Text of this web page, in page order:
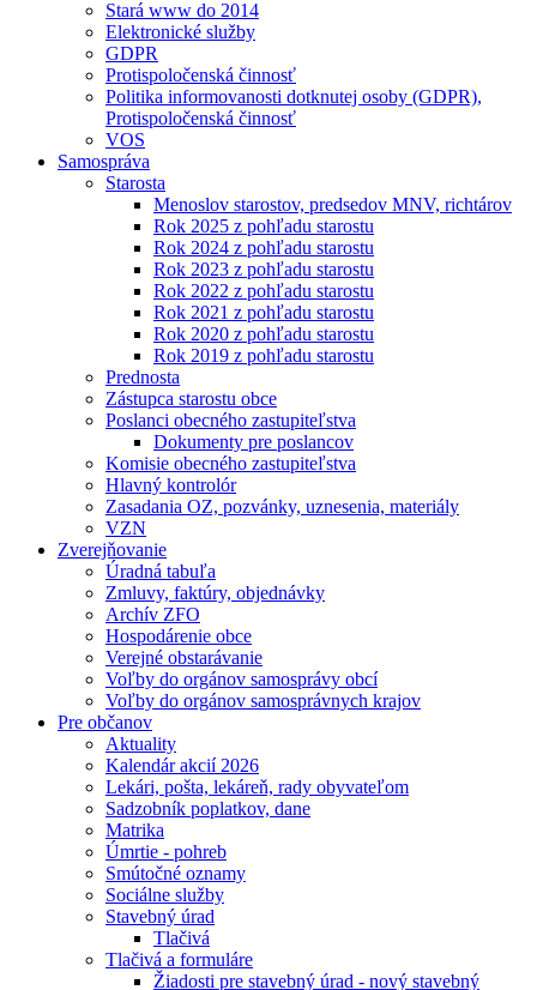
Stará www do 2014
Elektronické služby
GDPR
Protispoločenská činnosť
Politika informovanosti dotknutej osoby (GDPR),
Protispoločenská činnosť
VOS
Samospráva
Starosta
Menoslov starostov, predsedov MNV, richtárov
Rok 2025 z pohľadu starostu
Rok 2024 z pohľadu starostu
Rok 2023 z pohľadu starostu
Rok 2022 z pohľadu starostu
Rok 2021 z pohľadu starostu
Rok 2020 z pohľadu starostu
Rok 2019 z pohľadu starostu
Prednosta
Zástupca starostu obce
Poslanci obecného zastupiteľstva
Dokumenty pre poslancov
Komisie obecného zastupiteľstva
Hlavný kontrolór
Zasadania OZ, pozvánky, uznesenia, materiály
VZN
Zverejňovanie
Úradná tabuľa
Zmluvy, faktúry, objednávky
Archív ZFO
Hospodárenie obce
Verejné obstarávanie
Voľby do orgánov samosprávy obcí
Voľby do orgánov samosprávnych krajov
Pre občanov
Aktuality
Kalendár akcií 2026
Lekári, pošta, lekáreň, rady obyvateľom
Sadzobník poplatkov, dane
Matrika
Úmrtie - pohreb
Smútočné oznamy
Sociálne služby
Stavebný úrad
Tlačivá
Tlačivá a formuláre
Žiadosti pre stavebný úrad - nový stavebný